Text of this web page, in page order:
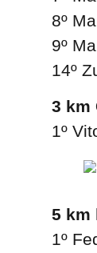
8º
9º
14º
3 km
1º
5 km
1º